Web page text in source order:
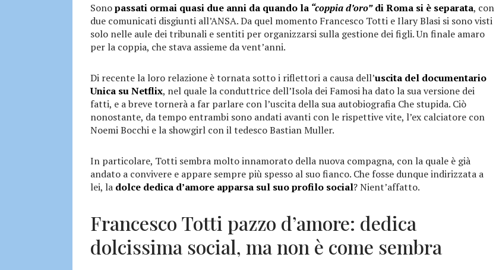
Sonopassati ormai quasi due anni da quando la “coppia d’oro”di Roma si è separata, con
due comunicati disgiunti all’ANSA. Da quel momento Francesco Totti e Ilary Blasi si sono visti
solo nelle aule dei tribunali e sentiti per organizzarsi sulla gestione dei figli. Un finale amaro
per la coppia, che stava assieme da vent’anni.
Di recente la loro relazione è tornata sotto i riflettori a causa dell’uscita del documentario
Unica su Netflix, nel quale la conduttrice dell’Isola dei Famosi ha dato la sua versione dei
fatti, e a breve tornerà a far parlare con l’uscita della sua autobiografia Che stupida. Ciò
nonostante, da tempo entrambi sono andati avanti con le rispettive vite, l’ex calciatore con
Noemi Bocchi e la showgirl con il tedesco Bastian Muller.
In particolare, Totti sembra molto innamorato della nuova compagna, con la quale è già
andato a convivere e appare sempre più spesso al suo fianco. Che fosse dunque indirizzata a
lei, la dolce dedica d’amore apparsa sul suo profilo social? Nient’affatto.
Francesco Totti pazzo d’amore: dedica
dolcissima social, ma non è come sembra